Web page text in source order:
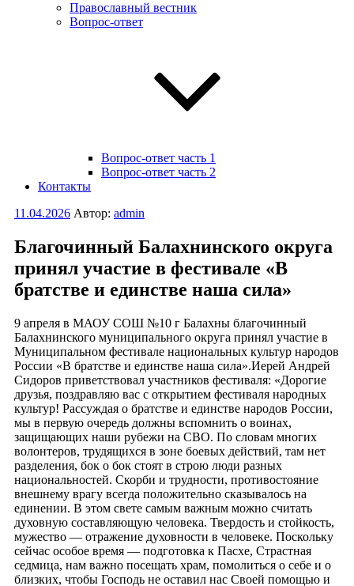
Православный вестник
Вопрос-ответ
Вопрос-ответ часть 1
Вопрос-ответ часть 2
Контакты
Опубликовано
11.04.2026 Автор: admin
Благочинный Балахнинского округа
принял участие в фестивале «В
братстве и единстве наша сила»
9 апреля в МАОУ СОШ №10 г Балахны благочинный
Балахнинского муниципального округа принял участие в
Муниципальном фестивале национальных культур народов
России «В братстве и единстве наша сила».Иерей Андрей
Сидоров приветствовал участников фестиваля: «Дорогие
друзья, поздравляю вас с открытием фестиваля народных
культур! Рассуждая о братстве и единстве народов России,
мы в первую очередь должны вспомнить о воинах,
защищающих наши рубежи на СВО. По словам многих
волонтеров, трудящихся в зоне боевых действий, там нет
разделения, бок о бок стоят в строю люди разных
национальностей. Скорби и трудности, противостояние
внешнему врагу всегда положительно сказывалось на
единении. В этом свете самым важным можно считать
духовную составляющую человека. Твердость и стойкость,
мужество — отражение духовности в человеке. Поскольку
сейчас особое время — подготовка к Пасхе, Страстная
седмица, нам важно посещать храм, помолиться о себе и о
близких, чтобы Господь не оставил нас Своей помощью и